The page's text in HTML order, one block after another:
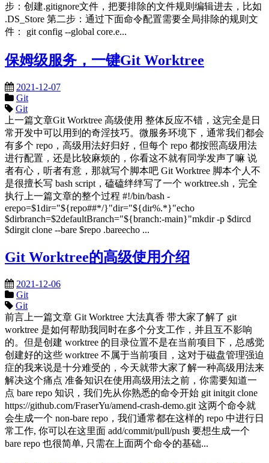
步：创建.gitignore文件，把要排除的文件规则编辑进去，比如
.DS_Store 第二步：通过下面命令配置需要全局排除的规则文
件： git config --global core.e...
保姆级服务，一键Git Worktree
2021-12-07
Git
Git
上一篇文章Git Worktree 高级使用 整体反应不错，这完全是日
常开发中可以用到的奇淫技巧。微服务环境下，通常我们都会
有多个 repo，高级用法好归好，但每个 repo 都按照高级用法
进行配置，还是比较麻烦的，你看这不就有同学发声了嘛 说
者有心，听者有意，那就写个脚本吧 Git Worktree 脚本个人不
是很擅长写 bash script，磕磕绊绊写了一个 worktree.sh，完全
执行上一篇文章的整个过程 #!/bin/bash -
erepo=$1dir="${repo##*/}"dir="${dir%.*}"echo
$dirbranch=$2defaultBranch="${branch:-main}"mkdir -p $dircd
$dirgit clone --bare $repo .bareecho ...
Git Worktree的高级使用介绍
2021-12-06
Git
Git
前言上一篇文章 Git Worktree 大法真香 带大家了解了 git
worktree 是如何帮助我同时在多个分支工作，并且互不影响
的。但是创建 worktree 的目录位置不是在当前项目下，总感觉
创建好的这些 worktree 不属于当前项目，这对于磁盘管理强迫
症的我来说是十分难受的，今天就带大家了解一种高级用法来
解决这个痛点 准备知识在使用高级用法之前，你需要知道一
点 bare repo 知识，我们先从你熟悉的命令开始 git initgit clone
https://github.com/FraserYu/amend-crash-demo.git 这两个命令就
会生成一个 non-bare repo，我们通常都在这样的 repo 中进行日
常工作, 你可以在这里面 add/commit/pull/push 要想生成一个
bare repo 也很简单, 只需在上面两个命令的基础...